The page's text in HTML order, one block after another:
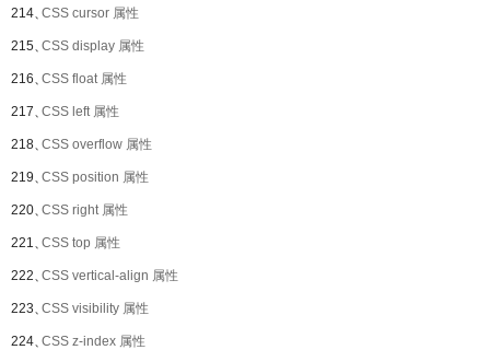
214、CSS cursor 属性
215、CSS display 属性
216、CSS float 属性
217、CSS left 属性
218、CSS overflow 属性
219、CSS position 属性
220、CSS right 属性
221、CSS top 属性
222、CSS vertical-align 属性
223、CSS visibility 属性
224、CSS z-index 属性